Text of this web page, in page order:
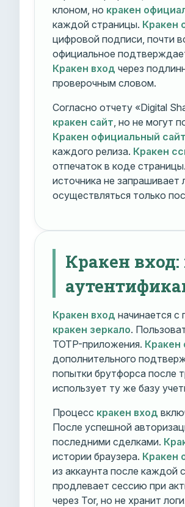
клоном, но кракен
каждой страницы. Кракен
цифровой подписи, почти
официальное
Кракен вход через
проверочным словом.
Согласно отчету «Digital
кракен сайт , но не могут
Кракен официальный сайт
каждого релиза. Кракен
отпечаток в коде страницы.
источника не
осуществляться только
Кракен
Кракен вход начинается с
кракен зеркало.
TOTP-приложения. Кракен
дополнительного
попытки брутфорса после
использует ту же базу
Процесс кракен вход
После успешной
последними сделками.
истории браузера. Кракен
из аккаунта после каждой
продлевает сессию при
через Tor, но не хранит